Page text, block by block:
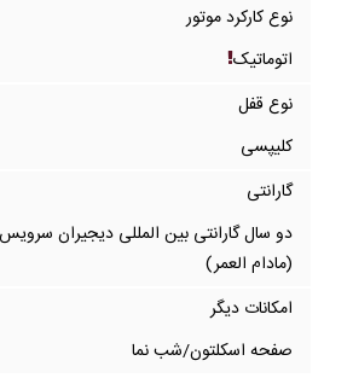
نوع کارکرد موتور
اتوماتیک
نوع قفل
کلیپسی
گارانتی
دو سال گارانتی بین المللی دیجیران
(مادام العمر)
امکانات دیگر
صفحه اسکلتون/شب نما